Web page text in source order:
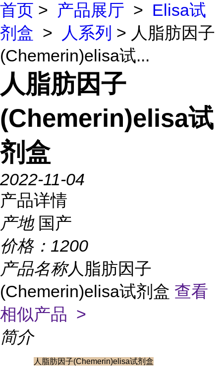
首页 > 产品展厅 > Elisa试
剂盒 > 人系列 > 人脂肪因子
(Chemerin)elisa试...
人脂肪因子
(Chemerin)elisa试
剂盒
2022-11-04
产品详情
产地 国产
价格： 1200
产品名称人脂肪因子
(Chemerin)elisa试剂盒 查看
相似产品 >
简介
人脂肪因子(Chemerin)elisa试剂盒